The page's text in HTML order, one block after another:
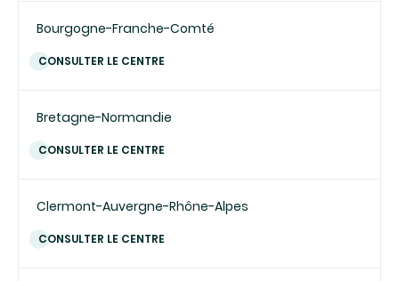
Bourgogne-Franche-Comté
CONSULTER LE CENTRE
Bretagne-Normandie
CONSULTER LE CENTRE
Clermont-Auvergne-Rhône-Alpes
CONSULTER LE CENTRE